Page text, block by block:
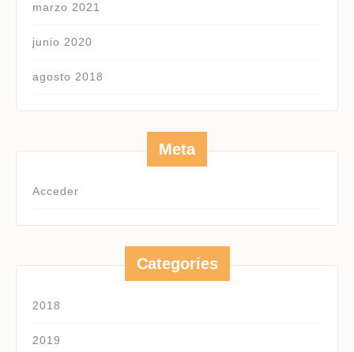
marzo 2021
junio 2020
agosto 2018
Meta
Acceder
Categories
2018
2019